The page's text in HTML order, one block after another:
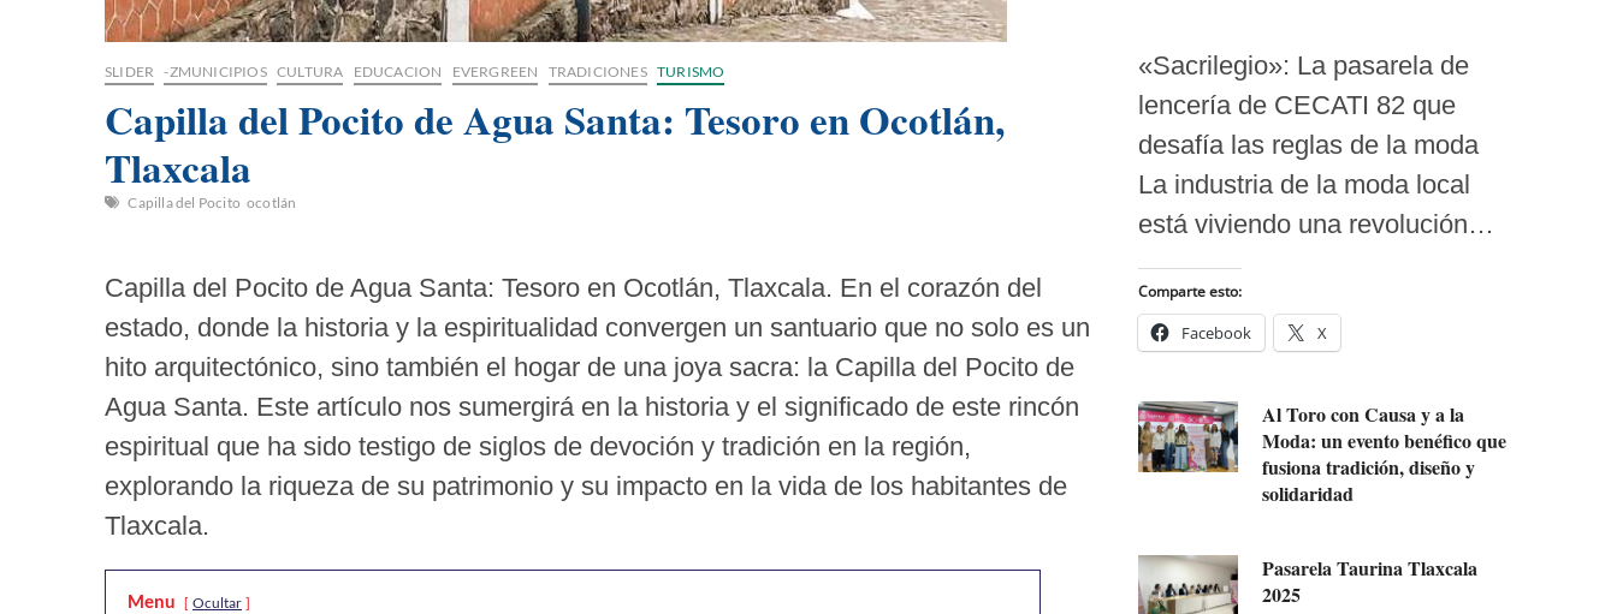
SLIDER -ZMUNICIPIOS CULTURA EDUCACION EVERGREEN TRADICIONES TURISMO
Capilla del Pocito de Agua Santa: Tesoro en Ocotlán,
Tlaxcala
Capilla del Pocito ocotlán
Capilla del Pocito de Agua Santa: Tesoro en Ocotlán, Tlaxcala. En el corazón del
estado, donde la historia y la espiritualidad convergen un santuario que no solo es un
hito arquitectónico, sino también el hogar de una joya sacra: la Capilla del Pocito de
Agua Santa. Este artículo nos sumergirá en la historia y el significado de este rincón
espiritual que ha sido testigo de siglos de devoción y tradición en la región,
explorando la riqueza de su patrimonio y su impacto en la vida de los habitantes de
Tlaxcala.
Menu Ocultar
«Sacrilegio»: La pasarela de
lencería de CECATI 82 que
desafía las reglas de la moda
La industria de la moda local
está viviendo una revolución…
Comparte esto:
Facebook X
Al Toro con Causa y a la
Moda: un evento benéfico que
fusiona tradición, diseño y
solidaridad
Pasarela Taurina Tlaxcala
2025